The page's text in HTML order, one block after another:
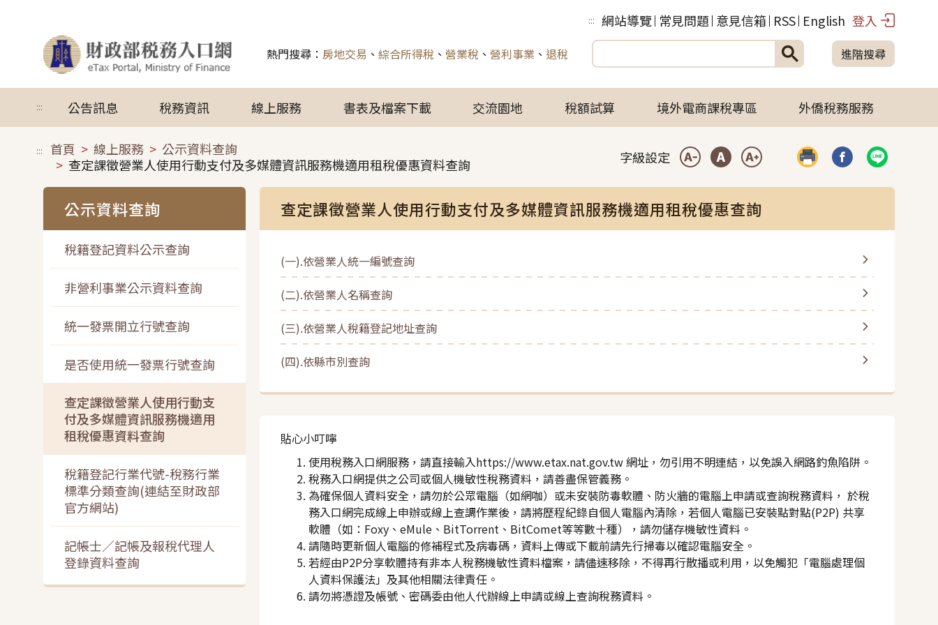
::: 網站導覽 常見問題 意見信箱 RSS English 登入
熱門搜尋： 房地交易 、 綜合所得稅 、 營業稅 、 營利事業 、 退稅 進階搜尋
::: 公告訊息 稅務資訊 線上服務 書表及檔案下載 交流園地 稅額試算 境外電商課稅專區 外僑稅務服務
::: 首頁 線上服務
公示資料查詢
查定課徵營業人使用行動支付及多媒體資訊服務機適用租稅優惠資料查詢
字級設定
小型字中型字大型字 列印 分享到臉書(開啟
分享到
公示資料查詢
稅籍登記資料公示查詢
非營利事業公示資料查詢
統一發票開立行號查詢
是否使用統一發票行號查詢
查定課徵營業人使用行動支
付及多媒體資訊服務機適用
租稅優惠資料查詢
稅籍登記行業代號-稅務行業
標準分類查詢(連結至財政部
官方網站)
記帳士／記帳及報稅代理人
登錄資料查詢
查定課徵營業人使用行動支付及多媒體資訊服務機適用租稅優惠查詢
(一).依營業人統一編號查詢
(二).依營業人名稱查詢
(三).依營業人稅籍登記地址查詢
(四).依縣市別查詢
貼心小叮嚀
使用稅務入口網服務，請直接輸入https://www.etax.nat.gov.tw 網址，勿引用不明連結，以免誤入網路釣魚陷阱。
稅務入口網提供之公司或個人機敏性稅務資料，請善盡保管義務。
為確保個人資料安全，請勿於公眾電腦（如網咖）或未安裝防毒軟體、防火牆的電腦上申請或查詢稅務資料， 於稅
務入口網完成線上申辦或線上查調作業後，請將歷程紀錄自個人電腦內清除，若個人電腦已安裝點對點(P2P) 共享
軟體（如：Foxy、eMule、BitTorrent、BitComet等等數十種），請勿儲存機敏性資料。
請隨時更新個人電腦的修補程式及病毒碼，資料上傳或下載前請先行掃毒以確認電腦安全。
若經由P2P分享軟體持有非本人稅務機敏性資料檔案，請儘速移除，不得再行散播或利用，以免觸犯「電腦處理個
人資料保護法」及其他相關法律責任。
請勿將憑證及帳號、密碼委由他人代辦線上申請或線上查詢稅務資料。